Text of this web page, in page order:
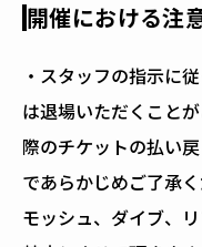
開催における注
・スタッフの指示に
は退場いただくこと
際のチケットの払い
であらかじめご了承
モッシュ、ダイブ、